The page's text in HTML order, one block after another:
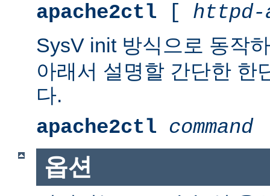
apache2ctl [ httpd-
SysV init 방식으로 동작
아래서 설명할 간단한 한
다.
apache2ctl command
옵션